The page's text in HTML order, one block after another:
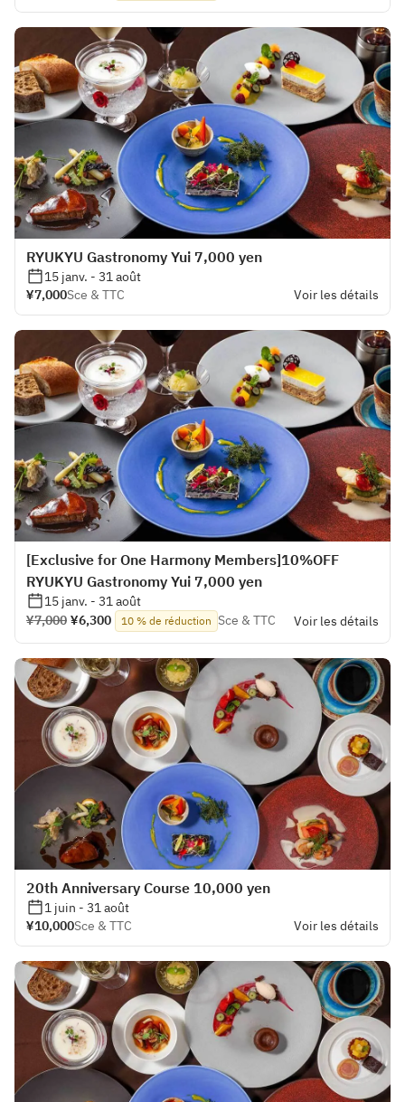
RYUKYU Gastronomy Yui 7,000 yen
15 janv. - 31 août
¥7,000Sce & TTC Voir les détails
[Exclusive for One Harmony Members]10%OFF
RYUKYU Gastronomy Yui 7,000 yen
15 janv. - 31 août
¥7,000 ¥6,300 10 % de réduction Sce & TTC Voir les détails
20th Anniversary Course 10,000 yen
1 juin - 31 août
¥10,000Sce & TTC Voir les détails